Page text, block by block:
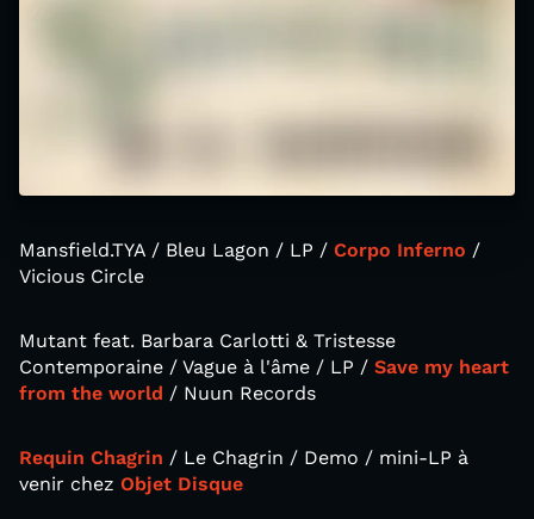
Mansfield.TYA / Bleu Lagon / LP / Corpo Inferno /
Vicious Circle
Mutant feat. Barbara Carlotti & Tristesse
Contemporaine / Vague à l'âme / LP / Save my heart
from the world / Nuun Records
Requin Chagrin / Le Chagrin / Demo / mini-LP à
venir chez Objet Disque